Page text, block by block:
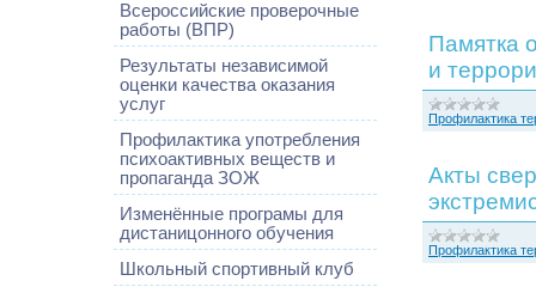
Всероссийские проверочные
работы (ВПР)
Результаты независимой
оценки качества оказания
услуг
Профилактика употребления
психоактивных веществ и
пропаганда ЗОЖ
Изменённые програмы для
дистаницонного обучения
Школьный спортивный клуб
Памятка
и
Профилактика
Акты
Профилактика